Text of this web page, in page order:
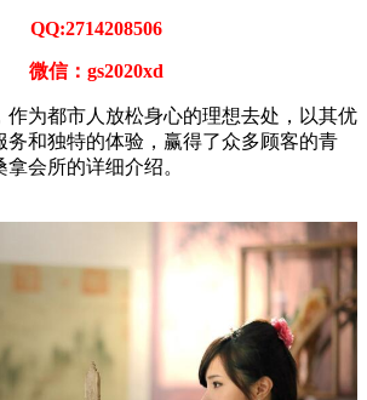
QQ:2714208506
微信：gs2020xd
为都市人放松身心的理想去处，以其优
务和独特的体验，赢得了众多顾客的青
会所的详细介绍。